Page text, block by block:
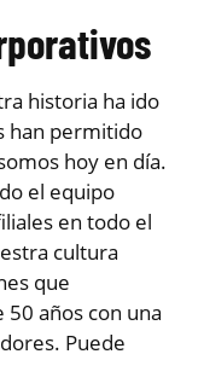
historia ha ido
han permitido
hoy en día.
el equipo
en todo el
cultura
que
años con una
Puede